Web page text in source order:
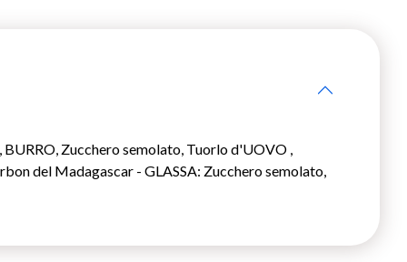
Zucchero semolato, Tuorlo d'UOVO ,
del Madagascar - GLASSA: Zucchero semolato,